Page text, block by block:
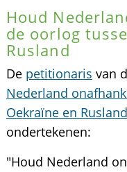
Houd
de oorlog
Rusland
De petitionaris van
Nederland
Oekraïne en Rusland
ondertekenen:
"Houd Nederland